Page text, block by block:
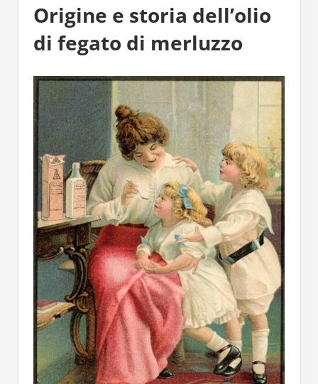
Origine e storia dell’olio
di fegato di merluzzo